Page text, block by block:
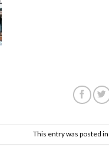
This entry was posted in